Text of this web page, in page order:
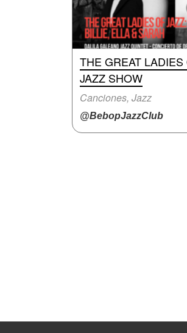
THE GREAT LADIES
JAZZ SHOW
Canciones, Jazz
@BebopJazzClub